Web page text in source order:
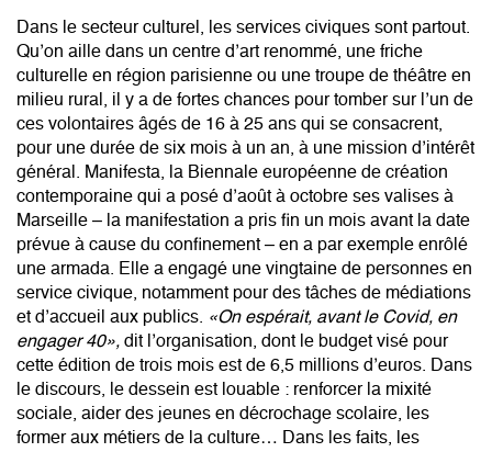
Dans le secteur culturel, les services civiques sont partout.
Qu’on aille dans un centre d’art renommé, une friche
culturelle en région parisienne ou une troupe de théâtre en
milieu rural, il y a de fortes chances pour tomber sur l’un de
ces volontaires âgés de 16 à 25 ans qui se consacrent,
pour une durée de six mois à un an, à une mission d’intérêt
général. Manifesta, la Biennale européenne de création
contemporaine qui a posé d’août à octobre ses valises à
Marseille – la manifestation a pris fin un mois avant la date
prévue à cause du confinement – en a par exemple enrôlé
une armada. Elle a engagé une vingtaine de personnes en
service civique, notamment pour des tâches de médiations
et d’accueil aux publics. «On espérait, avant le Covid, en
engager 40», dit l’organisation, dont le budget visé pour
cette édition de trois mois est de 6,5 millions d’euros. Dans
le discours, le dessein est louable : renforcer la mixité
sociale, aider des jeunes en décrochage scolaire, les
former aux métiers de la culture… Dans les faits, les